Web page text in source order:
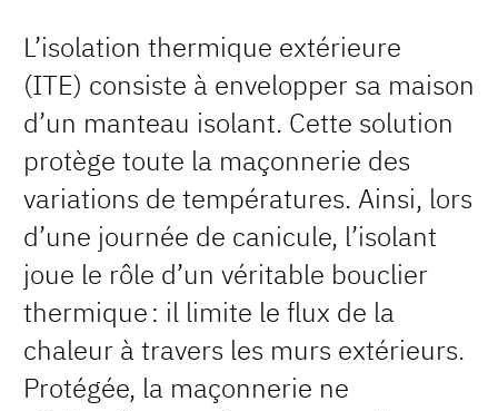
L’isolation thermique extérieure
(ITE) consiste à envelopper sa maison
d’un manteau isolant. Cette solution
protège toute la maçonnerie des
variations de températures. Ainsi, lors
d’une journée de canicule, l’isolant
joue le rôle d’un véritable bouclier
thermique : il limite le flux de la
chaleur à travers les murs extérieurs.
Protégée, la maçonnerie ne